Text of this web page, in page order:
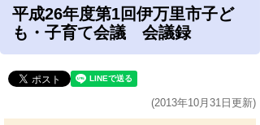
平成26年度第1回伊万里市子ど
も・子育て会議 会議録
(2013年10月31日更新)